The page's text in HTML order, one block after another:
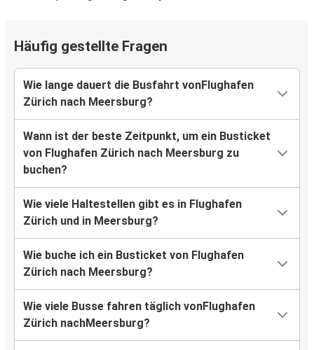
Häufig gestellte Fragen
Wie lange dauert die Busfahrt vonFlughafen
Zürich nach Meersburg?
Wann ist der beste Zeitpunkt, um ein Busticket
von Flughafen Zürich nach Meersburg zu
buchen?
Wie viele Haltestellen gibt es in Flughafen
Zürich und in Meersburg?
Wie buche ich ein Busticket von Flughafen
Zürich nach Meersburg?
Wie viele Busse fahren täglich vonFlughafen
Zürich nachMeersburg?